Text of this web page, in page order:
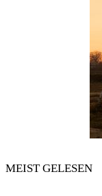
MEIST GELESEN